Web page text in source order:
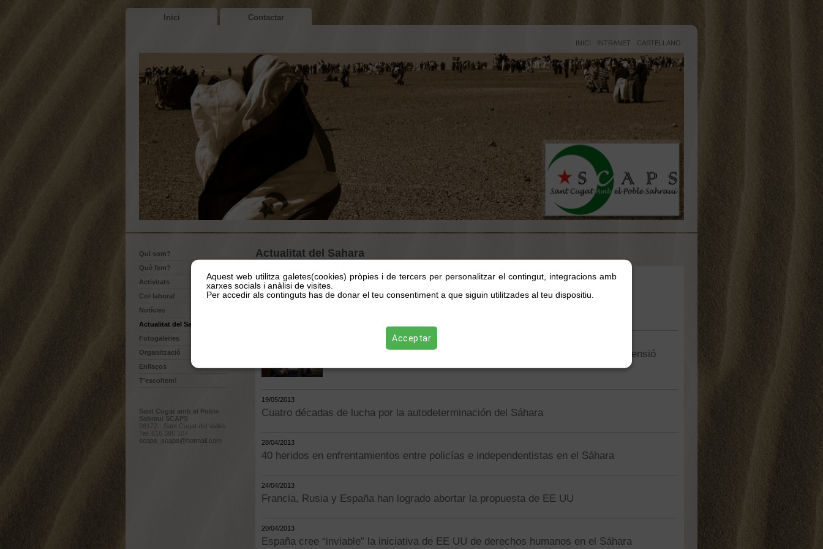
Inici Contactar
INICI INTRANET CASTELLANO
Qui som?
Què fem?
Activitats
Col·labora!
Notícies
Actualitat del Sahara
Fotogaleries
Organització
Enllaços
T'escoltem!
Sant Cugat amb el Poble
Sahraui SCAPS
08172 - Sant Cugat del Vallès
Tel. 616 385 107
scaps_scaps@hotmail.com
Actualitat del Sahara
26/10/2013
Aminetu Haidar:"Els joves ens demanen tornar a les armes"
El Suprem obre la via a què vídues de militars sahrauís reben la pensió
19/05/2013
Cuatro décadas de lucha por la autodeterminación del Sáhara
28/04/2013
40 heridos en enfrentamientos entre policías e independentistas en el Sáhara
24/04/2013
Francia, Rusia y España han logrado abortar la propuesta de EE UU
20/04/2013
España cree “inviable” la iniciativa de EE UU de derechos humanos en el Sáhara
Aquest web utilitza galetes(cookies) pròpies i de tercers per personalitzar el contingut, integracions amb
xarxes socials i anàlisi de visites.
Per accedir als continguts has de donar el teu consentiment a que siguin utilitzades al teu dispositiu.
Acceptar